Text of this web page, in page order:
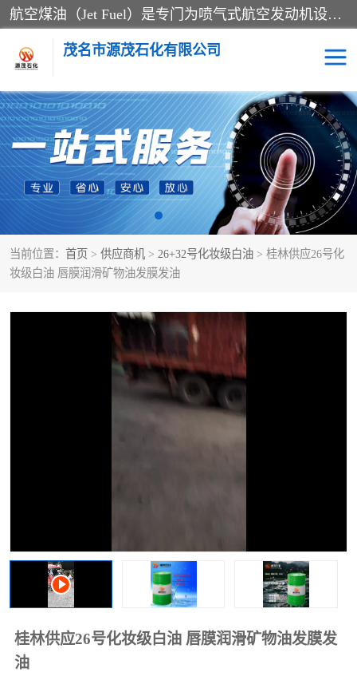
航空煤油（Jet Fuel）是专门为喷气式航空发动机设计的高纯度燃料，主要分为Jet A、Jet A-1和Jet B等类型。其特点是闪点高、低温流动性好，并添加了抗静电剂和抗氧化剂以确保飞行安全。航空煤油需
茂名市源茂石化有限公司
当前位置： 首页 > 供应商机 > 26+32号化妆级白油 > 桂林供应26号化
妆级白油 唇膜润滑矿物油发膜发油
桂林供应26号化妆级白油 唇膜润滑矿物油发膜发
油
RP3航空煤油 D20+D30溶剂油
D40+D60溶剂油 D80+D100溶剂油
6号+120号溶剂油 260号溶剂油
异构烷烃 天然乳胶
26+32号化妆级白油 46+68号化妆级白油